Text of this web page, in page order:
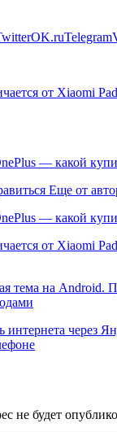
OK.ruTelegram
от Xiaomi
— какой
Еще от
— какой
от Xiaomi
тема на Android.
интернета через
не будет